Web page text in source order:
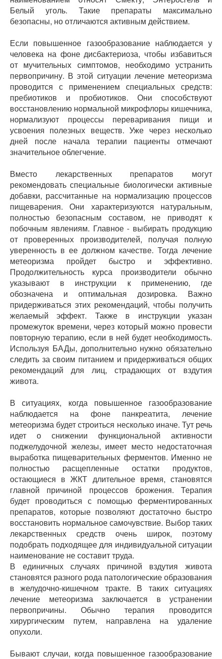
Белый уголь. Такие препараты максимально
безопасны, но отличаются активным действием.
Если повышенное газообразование наблюдается у
человека на фоне дисбактериоза, чтобы избавиться
от мучительных симптомов, необходимо устранить
первопричину. В этой ситуации лечение метеоризма
проводится с применением специальных средств:
пребиотиков и пробиотиков. Они способствуют
восстановлению нормальной микрофлоры кишечника,
нормализуют процессы переваривания пищи и
усвоения полезных веществ. Уже через несколько
дней после начала терапии пациенты отмечают
значительное облегчение.
Вместо лекарственных препаратов могут
рекомендовать специальные биологически активные
добавки, рассчитанные на нормализацию процессов
пищеварения. Они характеризуются натуральным,
полностью безопасным составом, не приводят к
побочным явлениям. Главное - выбирать продукцию
от проверенных производителей, получая полную
уверенность в ее должном качестве. Тогда лечение
метеоризма пройдет быстро и эффективно.
Продолжительность курса производители обычно
указывают в инструкции к применению, где
обозначена и оптимальная дозировка. Важно
придерживаться этих рекомендаций, чтобы получить
желаемый эффект. Также в инструкции указан
промежуток времени, через который можно провести
повторную терапию, если в ней будет необходимость.
Используя БАДы, дополнительно нужно обязательно
следить за своим питанием и придерживаться общих
рекомендаций для лиц, страдающих от вздутия
живота.
В ситуациях, когда повышенное газообразование
наблюдается на фоне панкреатита, лечение
метеоризма будет строиться несколько иначе. Тут речь
идет о снижении функциональной активности
поджелудочной железы, имеет место недостаточная
выработка пищеварительных ферментов. Именно не
полностью расщепленные остатки продуктов,
остающиеся в ЖКТ длительное время, становятся
главной причиной процессов брожения. Терапия
будет проводиться с помощью ферментированных
препаратов, которые позволяют достаточно быстро
восстановить нормальное самочувствие. Выбор таких
лекарственных средств очень широк, поэтому
подобрать подходящее для индивидуальной ситуации
наименование не составит труда.
В единичных случаях причиной вздутия живота
становятся разного рода патологические образования
в желудочно-кишечном тракте. В таких ситуациях
лечение метеоризма заключается в устранении
первопричины. Обычно терапия проводится
хирургическим путем, направлена на удаление
опухоли.
Бывают случаи, когда повышенное газообразование